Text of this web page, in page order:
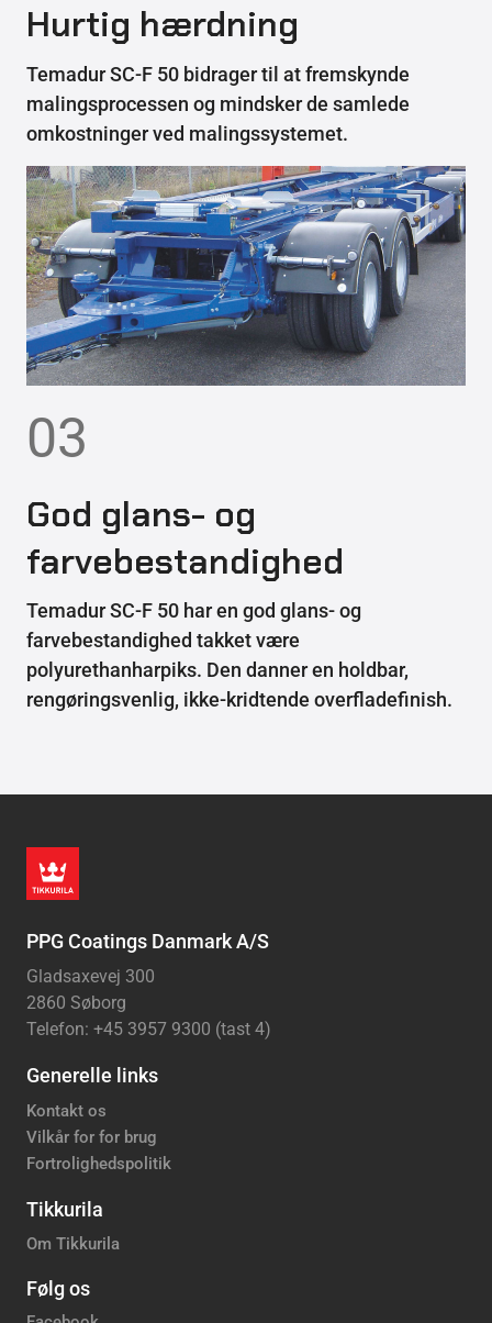
Hurtig hærdning
Temadur SC-F 50 bidrager til at fremskynde
malingsprocessen og mindsker de samlede
omkostninger ved malingssystemet.
03
God glans- og
farvebestandighed
Temadur SC-F 50 har en god glans- og
farvebestandighed takket være
polyurethanharpiks. Den danner en holdbar,
rengøringsvenlig, ikke-kridtende overfladefinish.
PPG Coatings Danmark A/S
Gladsaxevej 300
2860 Søborg
Telefon: +45 3957 9300 (tast 4)
Generelle links
Kontakt os
Vilkår for for brug
Fortrolighedspolitik
Tikkurila
Om Tikkurila
Følg os